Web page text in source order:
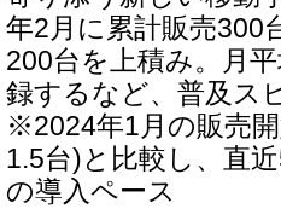
年2月に累計販売300
200台を上積み。月
録するなど、普及ス
※2024年1月の販売
1.5台)と比較し、直
の導入ペース